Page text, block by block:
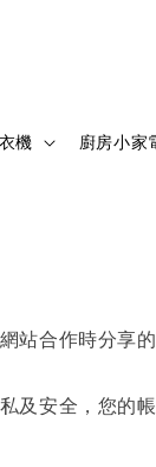
機 廚房小家
合作時分享的
及安全，您的